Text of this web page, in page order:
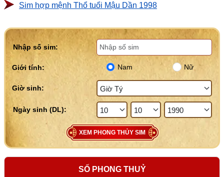
Sim hợp mệnh Thổ tuổi Mậu Dần 1998
Nhập số sim:
Giới tính: Nam Nữ
Giờ sinh:
XEM PHONG THỦY SIM
SỐ PHONG THUỶ